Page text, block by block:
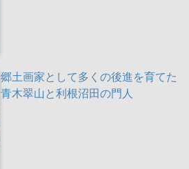
郷土画家として多くの後進を育てた
青木翠山と利根沼田の門人